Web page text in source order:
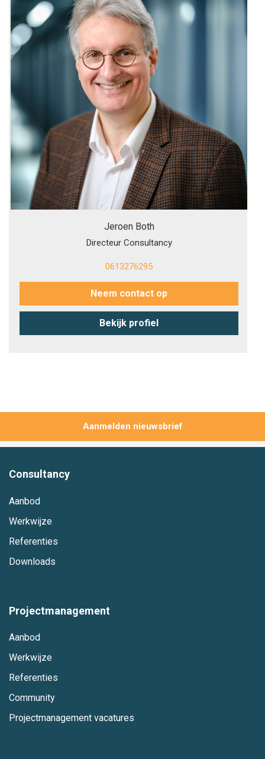
Jeroen Both
Directeur Consultancy
0613276295
Neem contact op
Bekijk profiel
Aanmelden
Consultancy
Aanbod
Werkwijze
Referenties
Downloads
Projectmanagement
Aanbod
Werkwijze
Referenties
Community
Projectmanagement vacatures